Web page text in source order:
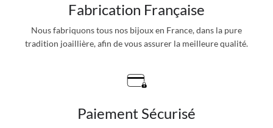
Fabrication Française
Nous fabriquons tous nos bijoux en France, dans la pure
tradition joaillière, afin de vous assurer la meilleure qualité.
Paiement Sécurisé